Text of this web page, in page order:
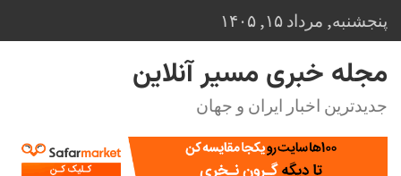
Skip
to
content
پنجشنبه, مرداد ۱۵, ۱۴۰۵
مجله خبری مسیر آنلاین
جدیدترین اخبار ایران و جهان